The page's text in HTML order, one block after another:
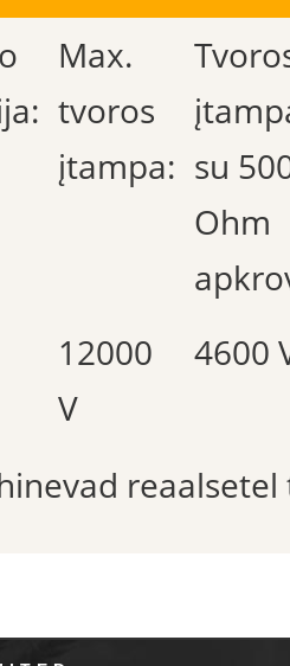
Max.
tvoros
įtampa: su
Ohm
12000
V
4600